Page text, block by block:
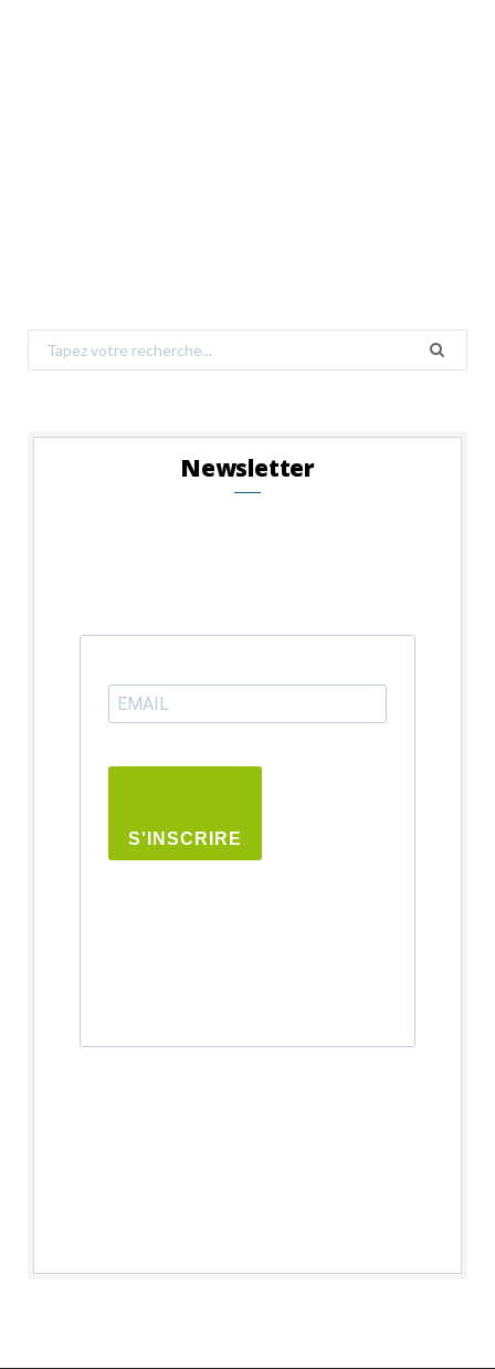
Search
for:
Newsletter
S'INSCRIRE